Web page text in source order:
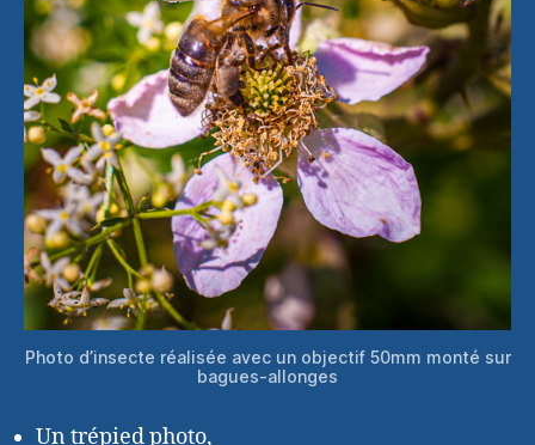
Photo d’insecte réalisée avec un objectif 50mm monté sur
bagues-allonges
Un trépied photo,